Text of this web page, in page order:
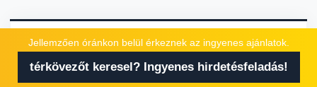
térkövező lomtalanító szigetelő kerítés építő glettelő
kertépítő kőműves
Jellemzően óránkon belül érkeznek az ingyenes ajánlatok.
térkövezőt keresel? Ingyenes hirdetésfeladás!